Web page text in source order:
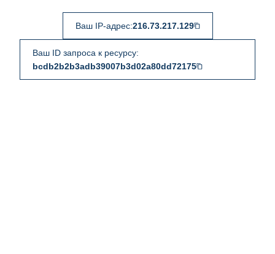
Ваш IP-адрес:216.73.217.129
Ваш ID запроса к ресурсу:
bcdb2b2b3adb39007b3d02a80dd72175